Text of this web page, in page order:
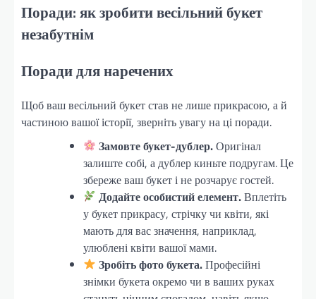
Поради: як зробити весільний букет
незабутнім
Поради для наречених
Щоб ваш весільний букет став не лише прикрасою, а й
частиною вашої історії, зверніть увагу на ці поради.
Замовте букет-дублер.Оригінал
залиште собі, а дублер киньте подругам. Це
збереже ваш букет і не розчарує гостей.
Додайте особистий елемент.Вплетіть
у букет прикрасу, стрічку чи квіти, які
мають для вас значення, наприклад,
улюблені квіти вашої мами.
Зробіть фото букета.Професійні
знімки букета окремо чи в ваших руках